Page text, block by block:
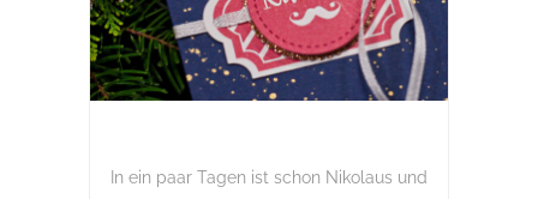
In ein paar Tagen ist schon Nikolaus und